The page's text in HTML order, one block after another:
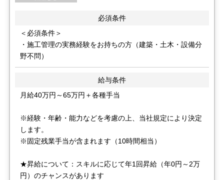
必須条件
＜必須条件＞
・施工管理の実務経験をお持ちの方（建築・土木・設備分
野不問）
給与条件
月給40万円～65万円＋各種手当
※経験・年齢・能力などを考慮の上、当社規定により決定
します。
※固定残業手当が含まれます（10時間相当）
★昇給について：スキルに応じて年1回昇給（年0円～2万
円）のチャンスがあります